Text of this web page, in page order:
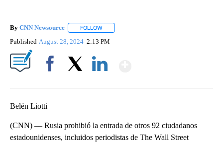
By CNN Newsource FOLLOW
Published August 28, 2024 2:13 PM
Belén Liotti
(CNN) –– Rusia prohibió la entrada de otros 92 ciudadanos
estadounidenses, incluidos periodistas de The Wall Street